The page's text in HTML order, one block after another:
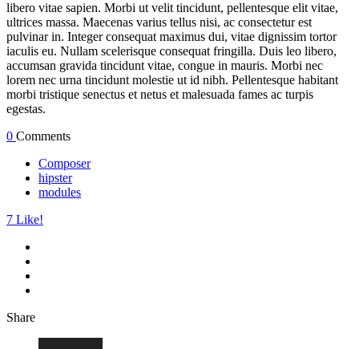
libero vitae sapien. Morbi ut velit tincidunt, pellentesque elit vitae,
ultrices massa. Maecenas varius tellus nisi, ac consectetur est
pulvinar in. Integer consequat maximus dui, vitae dignissim tortor
iaculis eu. Nullam scelerisque consequat fringilla. Duis leo libero,
accumsan gravida tincidunt vitae, congue in mauris. Morbi nec
lorem nec urna tincidunt molestie ut id nibh. Pellentesque habitant
morbi tristique senectus et netus et malesuada fames ac turpis
egestas.
0 Comments
Composer
hipster
modules
7 Like!
Share